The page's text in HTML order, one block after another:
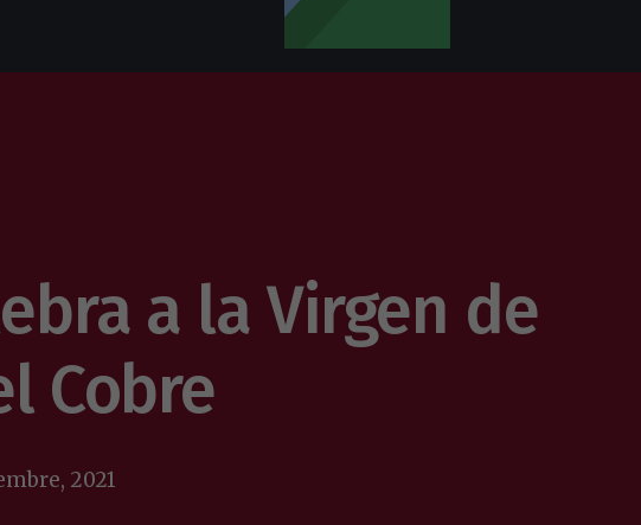
a la Virgen de
Cobre
2021